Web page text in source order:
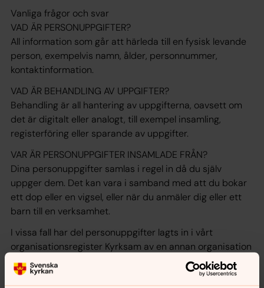
Vanliga frågor och svar
VAD ÄR PERSONUPPGIFTER?
All information som går att härleda till en fysisk levande
person, exempelvis namn, ålder, personnummer,
kontaktinformation.
VAD ÄR BEHANDLING AV UPPGIFTER?
Behandling är all hantering av uppgifterna, oavsett om
det är digitalt eller analogt, till exempel insamling,
registerföring eller sparande av uppgifter.
VAR ÄR PERSONUPPGIFTER INSAMLADE FRÅN?
Dina personuppgifter samlas i regel in då du själv
uppger dem. Det kan vara i samband med att du bokar
ett dop eller en vigsel, eller när du anmäler dig eller ett
barn till en verksamhet.
I vissa fall har del personuppgifter lagts in i vårt
organisationsregister Kyrksam av en annan organisation
inom Svenska kyrkan. Din adress kan komma att hämtas
från folkbokföringsregistret. Telefonnummer och e-